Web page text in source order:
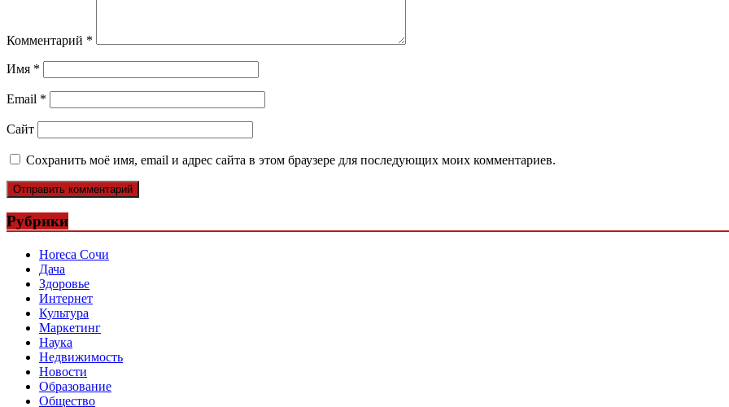
Комментарий *
Имя *
Email *
Сайт
Сохранить моё имя, email и адрес сайта в этом браузере для последующих моих комментариев.
Рубрики
Horeca Сочи
Дача
Здоровье
Интернет
Культура
Маркетинг
Наука
Недвижимость
Новости
Образование
Общество